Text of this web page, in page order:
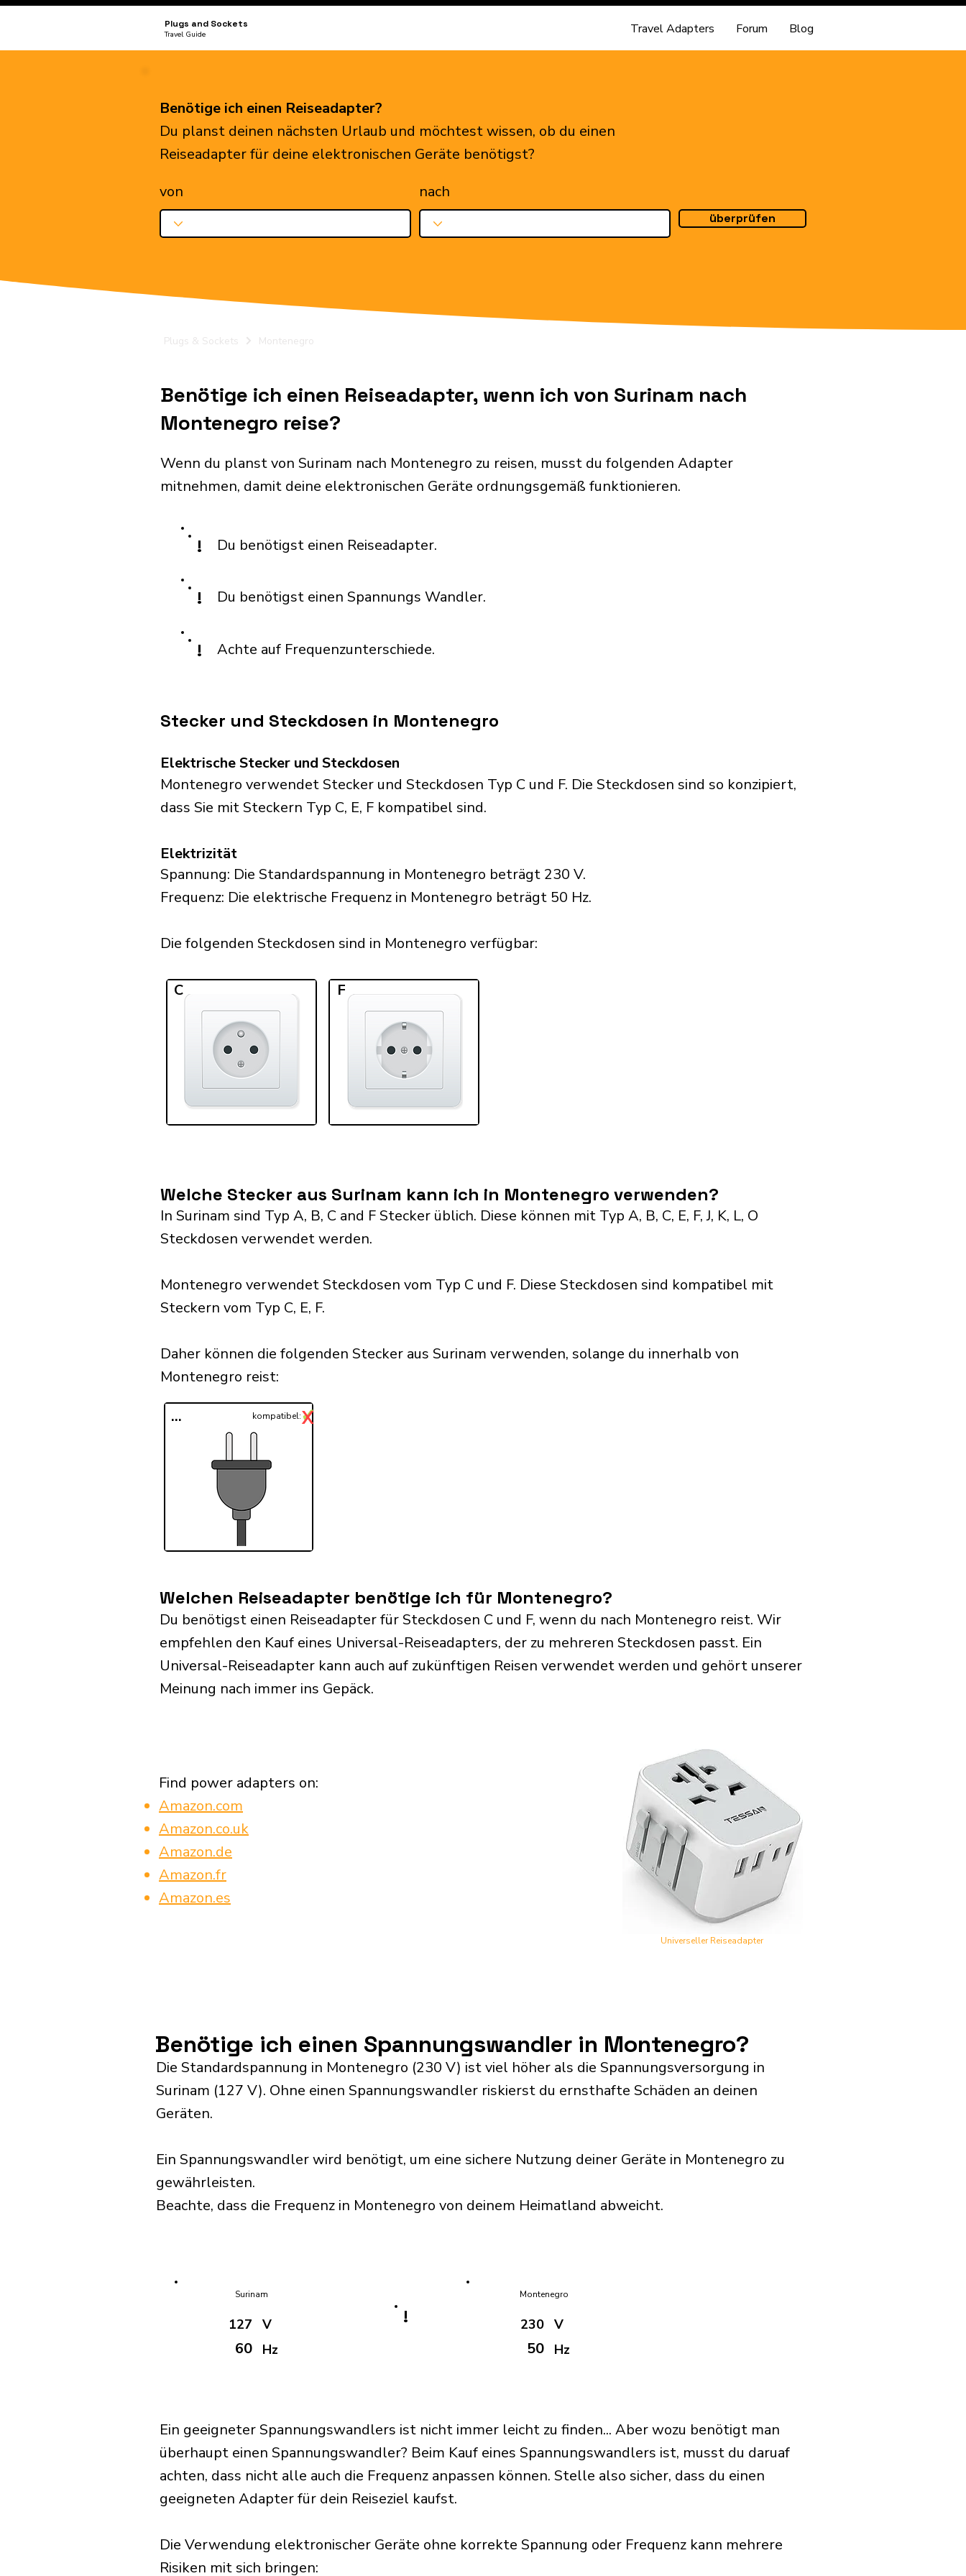
Plugs and Sockets
Travel Guide Travel Adapters Forum Blog
Benötige ich einen Reiseadapter?
Du planst deinen nächsten Urlaub und möchtest wissen, ob du einen
Reiseadapter für deine elektronischen Geräte benötigst?
von
nach
überprüfen
Plugs & Sockets Montenegro
Benötige ich einen Reiseadapter, wenn ich von Surinam nach
Montenegro reise?
Wenn du planst von Surinam nach Montenegro zu reisen, musst du folgenden Adapter
mitnehmen, damit deine elektronischen Geräte ordnungsgemäß funktionieren.
! Du benötigst einen Reiseadapter.
! Du benötigst einen Spannungs Wandler.
! Achte auf Frequenzunterschiede.
Stecker und Steckdosen in Montenegro
Elektrische Stecker und Steckdosen
Montenegro verwendet Stecker und Steckdosen Typ C und F. Die Steckdosen sind so konzipiert,
dass Sie mit Steckern Typ C, E, F kompatibel sind.
Elektrizität
Spannung: Die Standardspannung in Montenegro beträgt 230 V.
Frequenz: Die elektrische Frequenz in Montenegro beträgt 50 Hz.
Die folgenden Steckdosen sind in Montenegro verfügbar:​
C F
Welche Stecker aus Surinam kann ich in Montenegro verwenden?
In Surinam sind Typ A, B, C and F Stecker üblich. Diese können mit Typ A, B, C, E, F, J, K, L, O
Steckdosen verwendet werden.
Montenegro verwendet Steckdosen vom Typ C und F. Diese Steckdosen sind kompatibel mit
Steckern vom Typ C, E, F.
Daher können die folgenden Stecker aus Surinam verwenden, solange du innerhalb von
Montenegro reist:​
... ✓
kompatibel:X
Welchen Reiseadapter benötige ich für Montenegro?
Du benötigst einen Reiseadapter für Steckdosen C und F, wenn du nach Montenegro reist. Wir
empfehlen den Kauf eines Universal-Reiseadapters, der zu mehreren Steckdosen passt. Ein
Universal-Reiseadapter kann auch auf zukünftigen Reisen verwendet werden und gehört unserer
Meinung nach immer ins Gepäck.
Find power adapters on:
Amazon.com
Amazon.co.uk
Amazon.de
Amazon.fr
Amazon.es
Universeller Reiseadapter
Benötige ich einen Spannungswandler in Montenegro?
Die Standardspannung in Montenegro (230 V) ist viel höher als die Spannungsversorgung in
Surinam (127 V). Ohne einen Spannungswandler riskierst du ernsthafte Schäden an deinen
Geräten.
Ein Spannungswandler wird benötigt, um eine sichere Nutzung deiner Geräte in Montenegro zu
gewährleisten.
Beachte, dass die Frequenz in Montenegro von deinem Heimatland abweicht.
Surinam
127
60
V
Hz
!
Montenegro
230
50
V
Hz
Ein geeigneter Spannungswandlers ist nicht immer leicht zu finden... Aber wozu benötigt man
überhaupt einen Spannungswandler? Beim Kauf eines Spannungswandlers ist, musst du daruaf
achten, dass nicht alle auch die Frequenz anpassen können. Stelle also sicher, dass du einen
geeigneten Adapter für dein Reiseziel kaufst.
Die Verwendung elektronischer Geräte ohne korrekte Spannung oder Frequenz kann mehrere
Risiken mit sich bringen: